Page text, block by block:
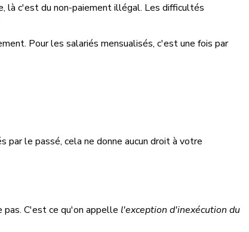
là c'est du non-paiement illégal. Les difficultés
Pour les salariés mensualisés, c'est une fois par
le passé, cela ne donne aucun droit à votre
C'est ce qu'on appelle l'exception d'inexécution du